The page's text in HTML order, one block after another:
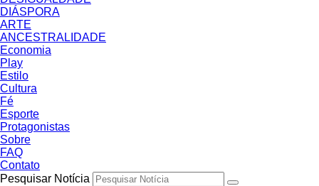
DIÁSPORA
ARTE
ANCESTRALIDADE
Economia
Play
Estilo
Cultura
Fé
Esporte
Protagonistas
Sobre
FAQ
Contato
Pesquisar Notícia